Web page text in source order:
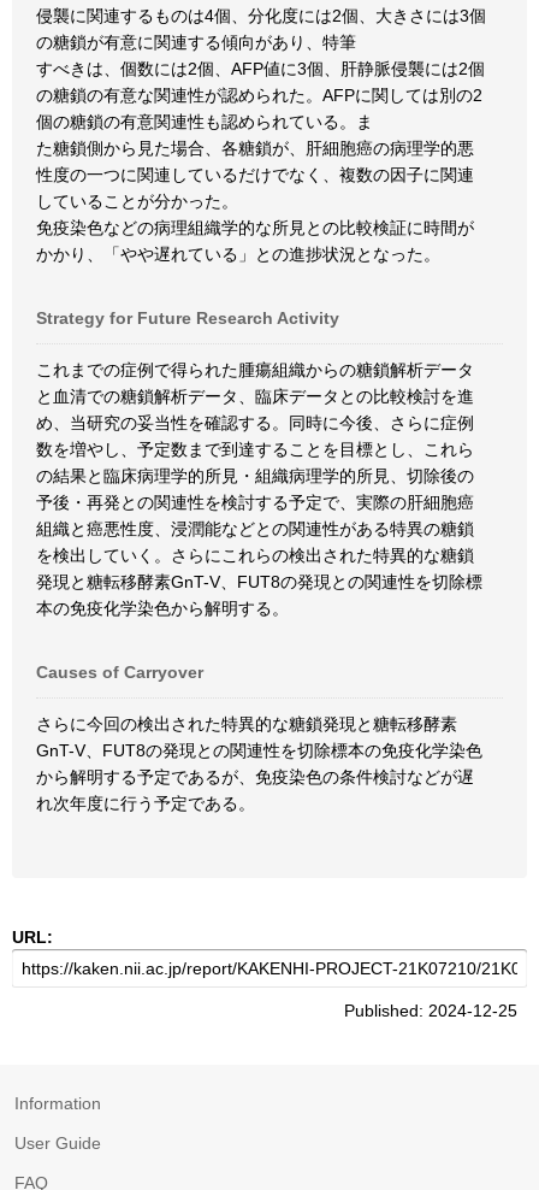
侵襲に関連するものは4個、分化度には2個、大きさには3個
の糖鎖が有意に関連する傾向があり、特筆
すべきは、個数には2個、AFP値に3個、肝静脈侵襲には2個
の糖鎖の有意な関連性が認められた。AFPに関しては別の2
個の糖鎖の有意関連性も認められている。ま
た糖鎖側から見た場合、各糖鎖が、肝細胞癌の病理学的悪
性度の一つに関連しているだけでなく、複数の因子に関連
していることが分かった。
免疫染色などの病理組織学的な所見との比較検証に時間が
かかり、「やや遅れている」との進捗状況となった。
Strategy for Future Research Activity
これまでの症例で得られた腫瘍組織からの糖鎖解析データ
と血清での糖鎖解析データ、臨床データとの比較検討を進
め、当研究の妥当性を確認する。同時に今後、さらに症例
数を増やし、予定数まで到達することを目標とし、これら
の結果と臨床病理学的所見・組織病理学的所見、切除後の
予後・再発との関連性を検討する予定で、実際の肝細胞癌
組織と癌悪性度、浸潤能などとの関連性がある特異の糖鎖
を検出していく。さらにこれらの検出された特異的な糖鎖
発現と糖転移酵素GnT-V、FUT8の発現との関連性を切除標
本の免疫化学染色から解明する。
Causes of Carryover
さらに今回の検出された特異的な糖鎖発現と糖転移酵素
GnT-V、FUT8の発現との関連性を切除標本の免疫化学染色
から解明する予定であるが、免疫染色の条件検討などが遅
れ次年度に行う予定である。
URL:
Published: 2024-12-25
Information
User Guide
FAQ